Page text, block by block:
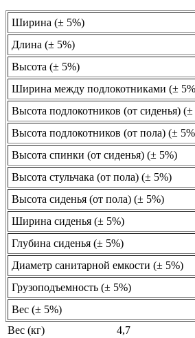
Ширина (± 5%)
Длина (± 5%)
Высота (± 5%)
Ширина между подлокотниками (±
Высота подлокотников (от сиденья)
Высота подлокотников (от пола) (±
Высота спинки (от сиденья) (± 5%)
Высота стульчака (от пола) (± 5%)
Высота сиденья (от пола) (± 5%)
Ширина сиденья (± 5%)
Глубина сиденья (± 5%)
Диаметр санитарной емкости (± 5%)
Грузоподъемность (± 5%)
Вес (± 5%)
Вес (кг)
4,7